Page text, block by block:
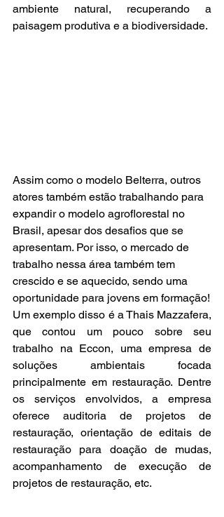
ambiente natural, recuperando a
paisagem produtiva e a biodiversidade.
Assim como o modelo Belterra, outros
atores também estão trabalhando para
expandir o modelo agroflorestal no
Brasil, apesar dos desafios que se
apresentam. Por isso, o mercado de
trabalho nessa área também tem
crescido e se aquecido, sendo uma
oportunidade para jovens em formação!
Um exemplo disso é a Thais Mazzafera,
que contou um pouco sobre seu
trabalho na Eccon, uma empresa de
soluções ambientais focada
principalmente em restauração. Dentre
os serviços envolvidos, a empresa
oferece auditoria de projetos de
restauração, orientação de editais de
restauração para doação de mudas,
acompanhamento de execução de
projetos de restauração, etc.